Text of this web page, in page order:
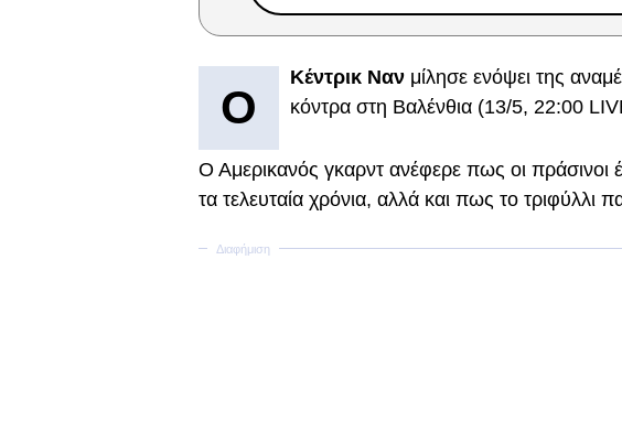
O
Κέντρικ Νανμίλησε ενόψει της
κόντρα στη Βαλένθια (13/5, 22:00
Ο Αμερικανός γκαρντ ανέφερε πως οι πράσινοι
τα τελευταία χρόνια, αλλά και πως το τριφύλλι